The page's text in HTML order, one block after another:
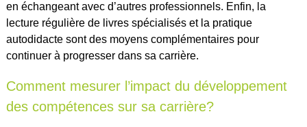
en échangeant avec d’autres professionnels. Enfin, la
lecture régulière de livres spécialisés et la pratique
autodidacte sont des moyens complémentaires pour
continuer à progresser dans sa carrière.
Comment mesurer l’impact du développement
des compétences sur sa carrière?